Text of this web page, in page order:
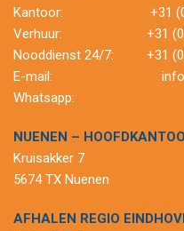
Kantoor:
+31
Verhuur:
+31
Nooddienst 24/7:
+31
E-mail:
Whatsapp:
NUENEN –
Kruisakker 7
5674 TX Nuenen
AFHALEN REGIO